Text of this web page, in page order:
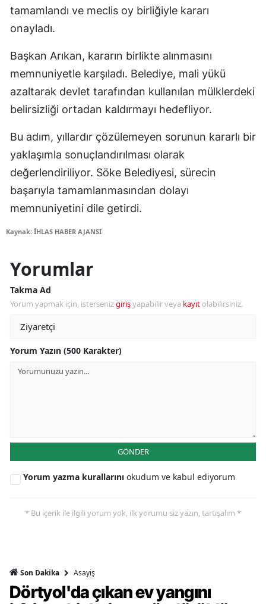
tamamlandı ve meclis oy birliğiyle kararı
onayladı.
Başkan Arıkan, kararın birlikte alınmasını
memnuniyetle karşıladı. Belediye, mali yükü
azaltarak devlet tarafından kullanılan mülklerdeki
belirsizliği ortadan kaldırmayı hedefliyor.
Bu adım, yıllardır çözülemeyen sorunun kararlı bir
yaklaşımla sonuçlandırılması olarak
değerlendiriliyor. Söke Belediyesi, sürecin
başarıyla tamamlanmasından dolayı
memnuniyetini dile getirdi.
Kaynak: İHLAS HABER AJANSI
Yorumlar
Takma Ad
Yorum yapmak için, istersenizgirişyapabilir veya kayıt olabilirsiniz.
Yorum Yazın (500 Karakter)
GÖNDER
Yorum yazma kurallarını okudum ve kabul ediyorum
* Bu içerik ile ilgili yorum yok, ilk yorumu siz yazın, tartışalım *
Son Dakika Asayiş
Dörtyol'da çıkan ev yangını